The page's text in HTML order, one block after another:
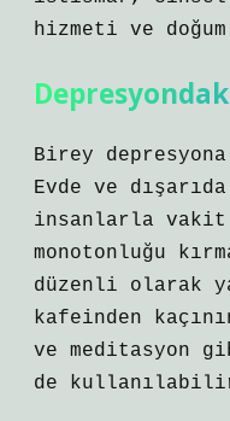
hizmeti ve
Birey
Evde ve
insanlarla vakit
monotonluğu
düzenli olarak
kafeinden
ve meditasyon
de